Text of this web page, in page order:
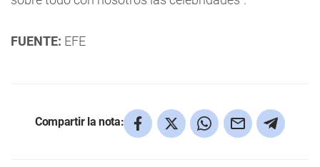
FUENTE: EFE
Compartir la nota: